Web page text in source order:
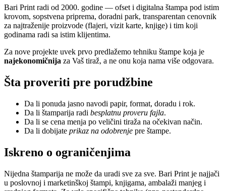
Bari Print radi od 2000. godine — ofset i digitalna štampa pod istim
krovom, sopstvena priprema, doradni park, transparentan cenovnik
za najtraženije proizvode (flajeri, vizit karte, knjige) i tim koji
godinama radi sa istim klijentima.
Za nove projekte uvek prvo predlažemo tehniku štampe koja je
najekonomičnija za Vaš tiraž, a ne onu koja nama više odgovara.
Šta proveriti pre porudžbine
Da li ponuda jasno navodi papir, format, doradu i rok.
Da li štamparija radi besplatnu proveru fajla.
Da li se cena menja po veličini tiraža na očekivan način.
Da li dobijate prikaz na odobrenje pre štampe.
Iskreno o ograničenjima
Nijedna štamparija ne može da uradi sve za sve. Bari Print je najjači
u poslovnoj i marketinškoj štampi, knjigama, ambalaži manjeg i